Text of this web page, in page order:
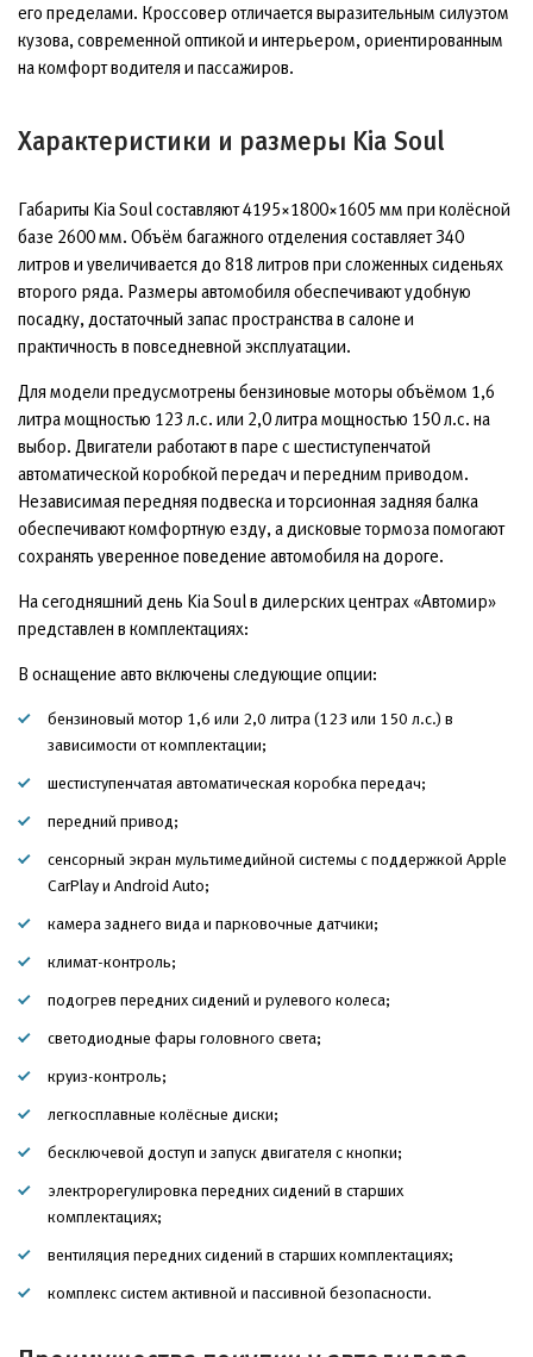
его пределами. Кроссовер отличается выразительным силуэтом
кузова, современной оптикой и интерьером, ориентированным
на комфорт водителя и пассажиров.
Характеристики и размеры Kia Soul
Габариты Kia Soul составляют 4195×1800×1605 мм при колёсной
базе 2600 мм. Объём багажного отделения составляет 340
литров и увеличивается до 818 литров при сложенных сиденьях
второго ряда. Размеры автомобиля обеспечивают удобную
посадку, достаточный запас пространства в салоне и
практичность в повседневной эксплуатации.
Для модели предусмотрены бензиновые моторы объёмом 1,6
литра мощностью 123 л.с. или 2,0 литра мощностью 150 л.с. на
выбор. Двигатели работают в паре с шестиступенчатой
автоматической коробкой передач и передним приводом.
Независимая передняя подвеска и торсионная задняя балка
обеспечивают комфортную езду, а дисковые тормоза помогают
сохранять уверенное поведение автомобиля на дороге.
На сегодняшний день Kia Soul в дилерских центрах «Автомир»
представлен в комплектациях:
В оснащение авто включены следующие опции:
бензиновый мотор 1,6 или 2,0 литра (123 или 150 л.с.) в
зависимости от комплектации;
шестиступенчатая автоматическая коробка передач;
передний привод;
сенсорный экран мультимедийной системы с поддержкой Apple
CarPlay и Android Auto;
камера заднего вида и парковочные датчики;
климат-контроль;
подогрев передних сидений и рулевого колеса;
светодиодные фары головного света;
круиз-контроль;
легкосплавные колёсные диски;
бесключевой доступ и запуск двигателя с кнопки;
электрорегулировка передних сидений в старших
комплектациях;
вентиляция передних сидений в старших комплектациях;
комплекс систем активной и пассивной безопасности.